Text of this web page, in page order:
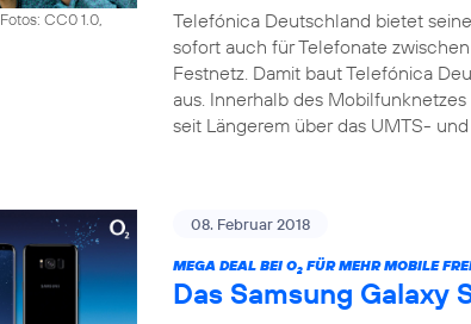
Fotos: CC0 1.0,
Telefónica Deutschland bietet
sofort auch für Telefonate
Festnetz. Damit baut Telefónica
aus. Innerhalb des
seit Längerem über das UMTS-
08. Februar 2018
MEGA DEAL BEI O2 FÜR MEHR MOBILE
Das Samsung Galaxy